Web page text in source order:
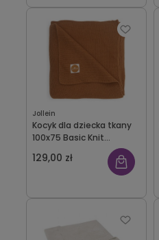
Jollein
Kocyk dla dziecka tkany
100x75 Basic Knit
129,00 zł